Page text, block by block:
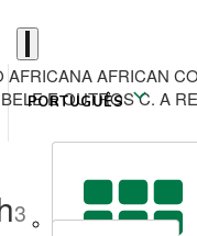
PORTUGUÊS
AFRICAN
E OUTROS C. A
3